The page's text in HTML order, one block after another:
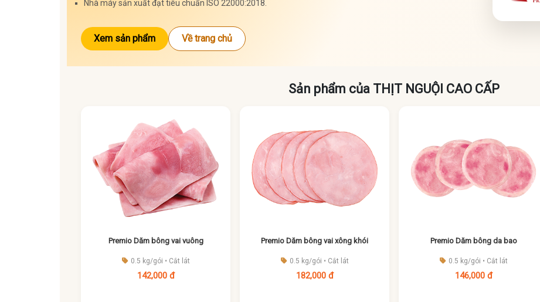
Nhà máy sản xuất đạt tiêu chuẩn ISO 22000:2018.
Xem sản phẩm Về trang chủ
Sản phẩm của THỊT NGUỘI CAO CẤP
Premio Dăm bông vai vuông
0.5 kg/gói • Cắt lát
142,000 đ
Premio Dăm bông vai xông khói
0.5 kg/gói • Cắt lát
182,000 đ
Premio Dăm bông da bao
0.5 kg/gói • Cắt lát
146,000 đ